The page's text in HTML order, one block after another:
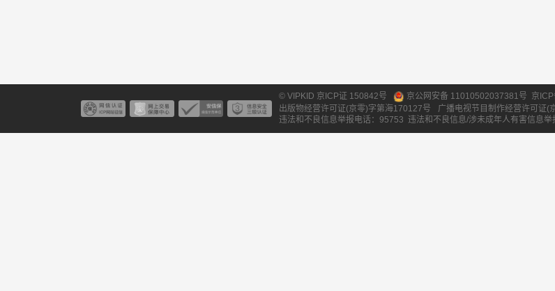
© VIPKID 京ICP证 150842号 京公网安备 11010502037381号 京
出版物经营许可证(京零)字第海170127号
广播电视节目制作经营许可证(
违法和不良信息举报电话：95753 违法和不良信息/涉未成年人有害信息